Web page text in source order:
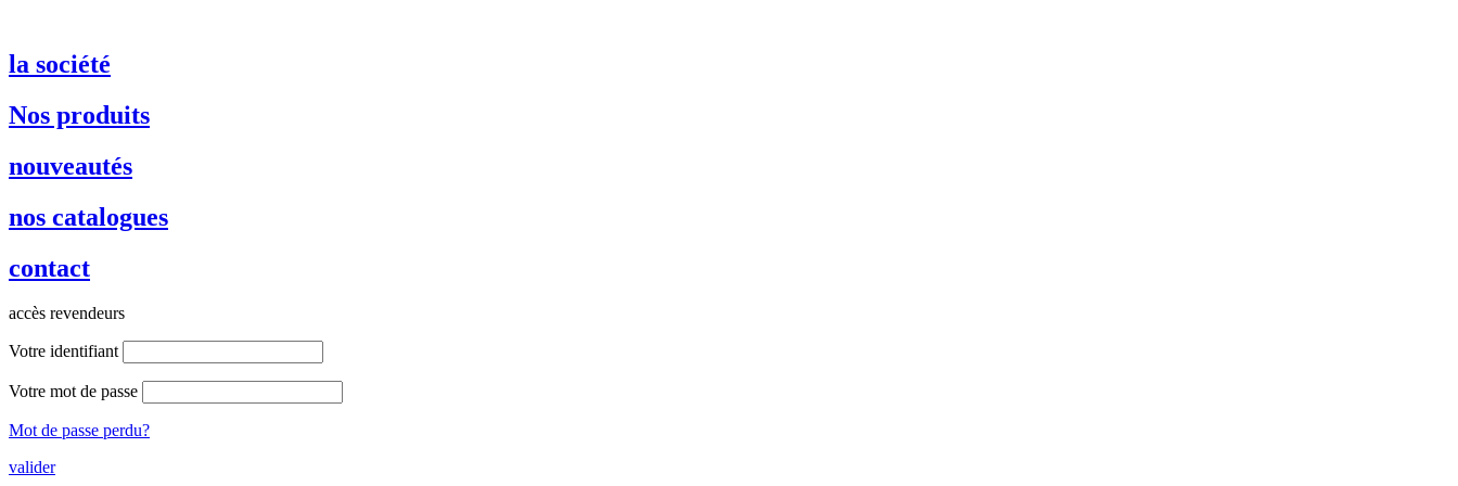
la société
Nos produits
nouveautés
nos catalogues
contact
accès revendeurs
Votre identifiant
Votre mot de passe
Mot de passe perdu?
valider